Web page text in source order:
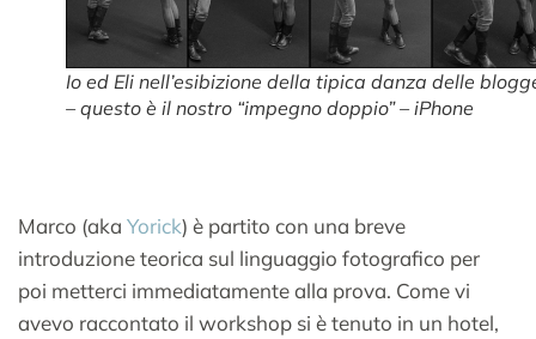
Io ed Eli nell’esibizione della tipica danza delle
– questo è il nostro “impegno doppio” – iPhone
Marco (aka Yorick) è partito con una breve
introduzione teorica sul linguaggio fotografico per
poi metterci immediatamente alla prova. Come vi
avevo raccontato il workshop si è tenuto in un hotel,